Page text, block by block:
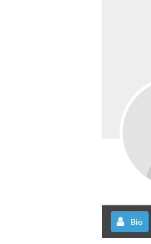
Bio